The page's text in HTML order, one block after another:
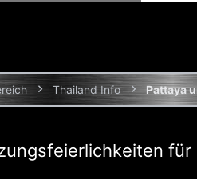
Thailand Info Pattaya